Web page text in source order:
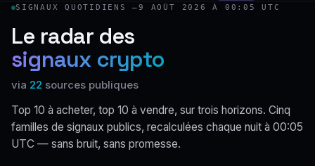
SIGNAUX QUOTIDIENS —9 AOÛT 2026 À 00:05 UTC
Le radar des
signaux crypto
via 22 sources publiques
Top 10 à acheter, top 10 à vendre, sur trois horizons. Cinq
familles de signaux publics, recalculées chaque nuit à 00:05
UTC — sans bruit, sans promesse.